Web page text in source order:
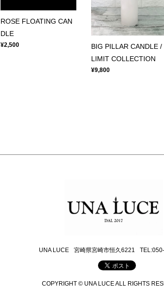
ROSE FLOATING CAN
DLE
¥2,500
BIG PILLAR CANDLE /
LIMIT COLLECTION
¥9,800
UNA LUCE 宮崎県宮崎市恒久6221
COPYRIGHT © UNA LUCE ALL RIGHTS